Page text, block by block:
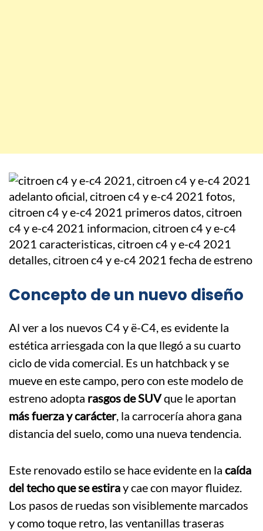
Concepto de un nuevo diseño
Al ver a los nuevos C4 y ë-C4, es evidente la
estética arriesgada con la que llegó a su cuarto
ciclo de vida comercial. Es un hatchback y se
mueve en este campo, pero con este modelo de
estreno adopta rasgos de SUVque le aportan
más fuerza y carácter, la carrocería ahora gana
distancia del suelo, como una nueva tendencia.
Este renovado estilo se hace evidente en la caída
del techo que se estiray cae con mayor fluidez.
Los pasos de ruedas son visiblemente marcados
y como toque retro, las ventanillas traseras